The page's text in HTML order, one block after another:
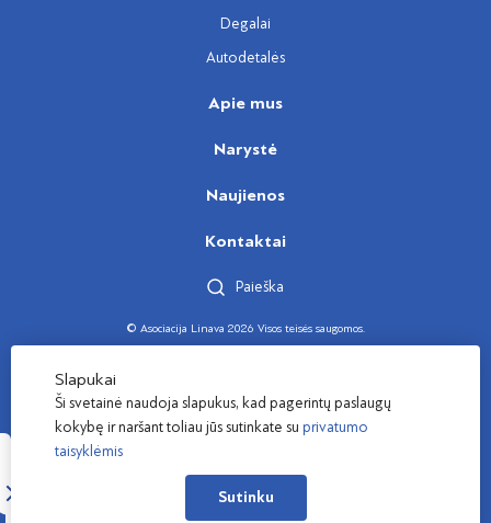
Degalai
Autodetalės
Apie mus
Narystė
Naujienos
Kontaktai
Paieška
© Asociacija Linava 2026 Visos teisės saugomos.
Slapukai
Ši svetainė naudoja slapukus, kad pagerintų paslaugų
kokybę ir naršant toliau jūs sutinkate su privatumo
taisyklėmis
Sutinku